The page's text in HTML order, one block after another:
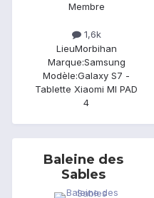
Membre
1,6k
LieuMorbihan
Marque:Samsung
Modèle:Galaxy S7 -
Tablette Xiaomi MI PAD
4
Baleine des
Sables